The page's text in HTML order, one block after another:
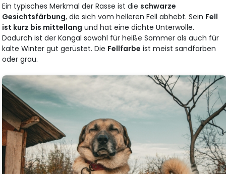
Ein typisches Merkmal der Rasse ist die schwarze
Gesichtsfärbung, die sich vom helleren Fell abhebt. Sein Fell
ist kurz bis mittellang und hat eine dichte Unterwolle.
Dadurch ist der Kangal sowohl für heiße Sommer als auch für
kalte Winter gut gerüstet. Die Fellfarbe ist meist sandfarben
oder grau.